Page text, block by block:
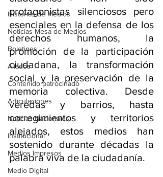
Historias de Medios
Noticias Mesa de Medios
Boletines
Aliados
Contenido patrocinado
Articulaciones
Noticias Nacionales
Institucional
Medios Impresos
Medio Digital
protagonistas silenciosos pero
esenciales en la defensa de los
derechos humanos, la
promoción de la participación
ciudadana, la transformación
social y la preservación de la
memoria colectiva. Desde
veredas y barrios, hasta
corregimientos y territorios
alejados, estos medios han
sostenido durante décadas la
palabra viva de la ciudadanía.